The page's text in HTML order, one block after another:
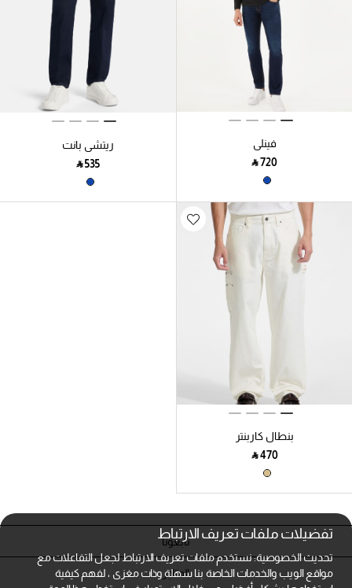
تفضيلات ملفات تعريف الارتباط
تحديث الخصوصية: نستخدم ملفات تعريف الارتباط لجعل التفاعلات مع
مواقع الويب والخدمات الخاصة بنا سهلة وذات مغزى ، لفهم كيفية
فينلي
‎ ⃁ ⁦720⁩ ‎
ريتشي بانت
‎ ⃁ ⁦535⁩ ‎
بنطال كاربنتر
‎ ⃁ ⁦470⁩ ‎
تابعونا
المتاجر